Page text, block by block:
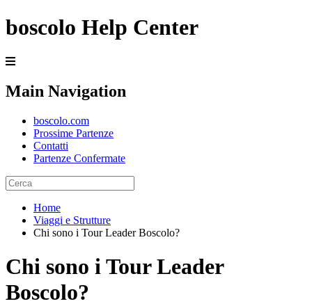
boscolo Help Center
Main Navigation
boscolo.com
Prossime Partenze
Contatti
Partenze Confermate
Home
Viaggi e Strutture
Chi sono i Tour Leader Boscolo?
Chi sono i Tour Leader
Boscolo?